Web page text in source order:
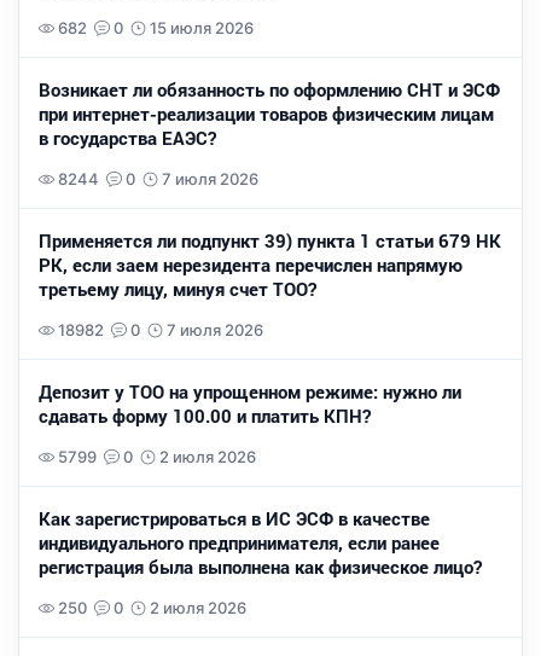
682 0 15 июля 2026
Возникает ли обязанность по оформлению СНТ и ЭСФ
при интернет-реализации товаров физическим лицам
в государства ЕАЭС?
8244 0 7 июля 2026
Применяется ли подпункт 39) пункта 1 статьи 679 НК
РК, если заем нерезидента перечислен напрямую
третьему лицу, минуя счет ТОО?
18982 0 7 июля 2026
Депозит у ТОО на упрощенном режиме: нужно ли
сдавать форму 100.00 и платить КПН?
5799 0 2 июля 2026
Как зарегистрироваться в ИС ЭСФ в качестве
индивидуального предпринимателя, если ранее
регистрация была выполнена как физическое лицо?
250 0 2 июля 2026